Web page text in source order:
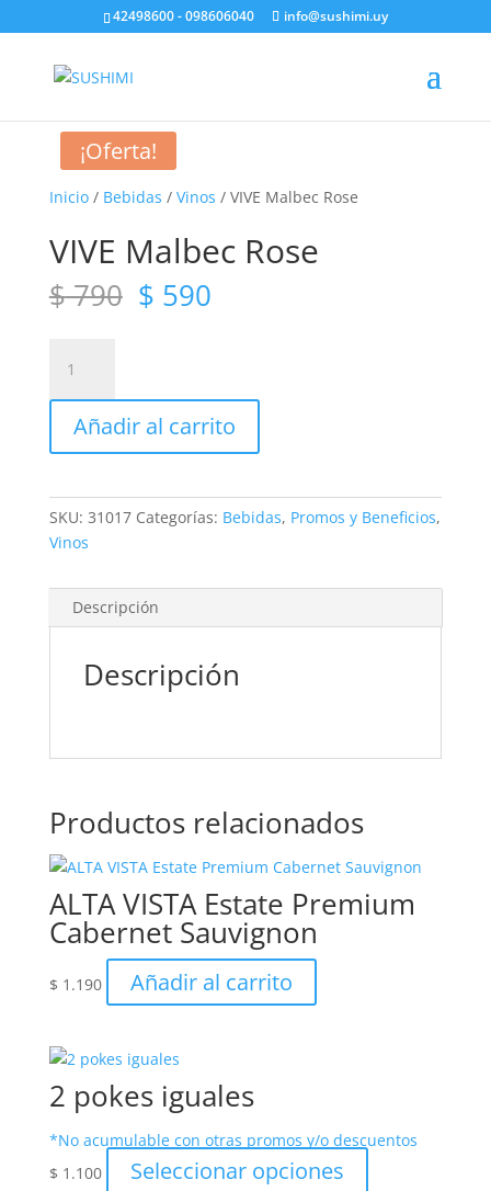
42498600 - 098606040 info@sushimi.uy
Inicio/ Bebidas / Vinos / VIVE Malbec Rose
¡Oferta!
VIVE Malbec Rose
$790 El
precio
$ 790.
$ 590El
$ 590.
Malbec
Rose
cantidad
Añadir al carrito
SKU: 31017 Categorías: Bebidas, Promos y Beneficios,
Vinos
Descripción
Descripción
Productos relacionados
ALTA VISTA Estate Premium
Cabernet Sauvignon
$ 1.190 Añadir al carrito
2 pokes iguales
*No acumulable con otras promos y/o descuentos
$ 1.100 Seleccionar opciones